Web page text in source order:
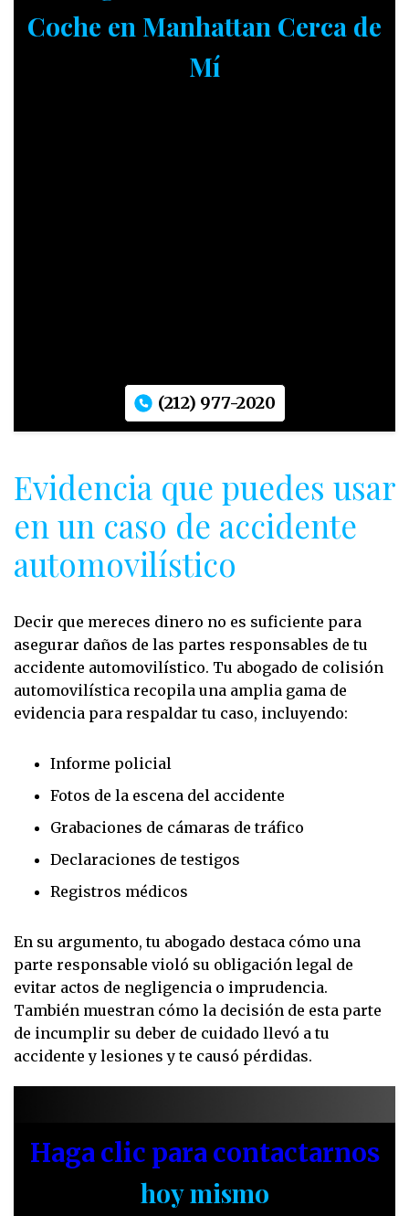
Coche en Manhattan Cerca de
Mí
(212) 977-2020
Evidencia que puedes usar
en un caso de accidente
automovilístico
Decir que mereces dinero no es suficiente para
asegurar daños de las partes responsables de tu
accidente automovilístico. Tu abogado de colisión
automovilística recopila una amplia gama de
evidencia para respaldar tu caso, incluyendo:
Informe policial
Fotos de la escena del accidente
Grabaciones de cámaras de tráfico
Declaraciones de testigos
Registros médicos
En su argumento, tu abogado destaca cómo una
parte responsable violó su obligación legal de
evitar actos de negligencia o imprudencia.
También muestran cómo la decisión de esta parte
de incumplir su deber de cuidado llevó a tu
accidente y lesiones y te causó pérdidas.
Haga clic para contactarnos
hoy mismo